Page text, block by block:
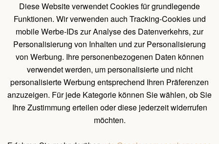
Diese Website verwendet Cookies für grundlegende
Funktionen. Wir verwenden auch Tracking-Cookies und
mobile Werbe-IDs zur Analyse des Datenverkehrs, zur
Personalisierung von Inhalten und zur Personalisierung
von Werbung. Ihre personenbezogenen Daten können
verwendet werden, um personalisierte und nicht
personalisierte Werbung entsprechend Ihren Präferenzen
anzuzeigen. Für jede Kategorie können Sie wählen, ob Sie
Ihre Zustimmung erteilen oder diese jederzeit widerrufen
möchten.
Pavillons mit Wänden
UNTERLAGEN
Belehrung über das Widerrufsrecht
Allgemeines Verfahren zum Erstellen einer Bestellung
Natürliche Holzeigenschaften